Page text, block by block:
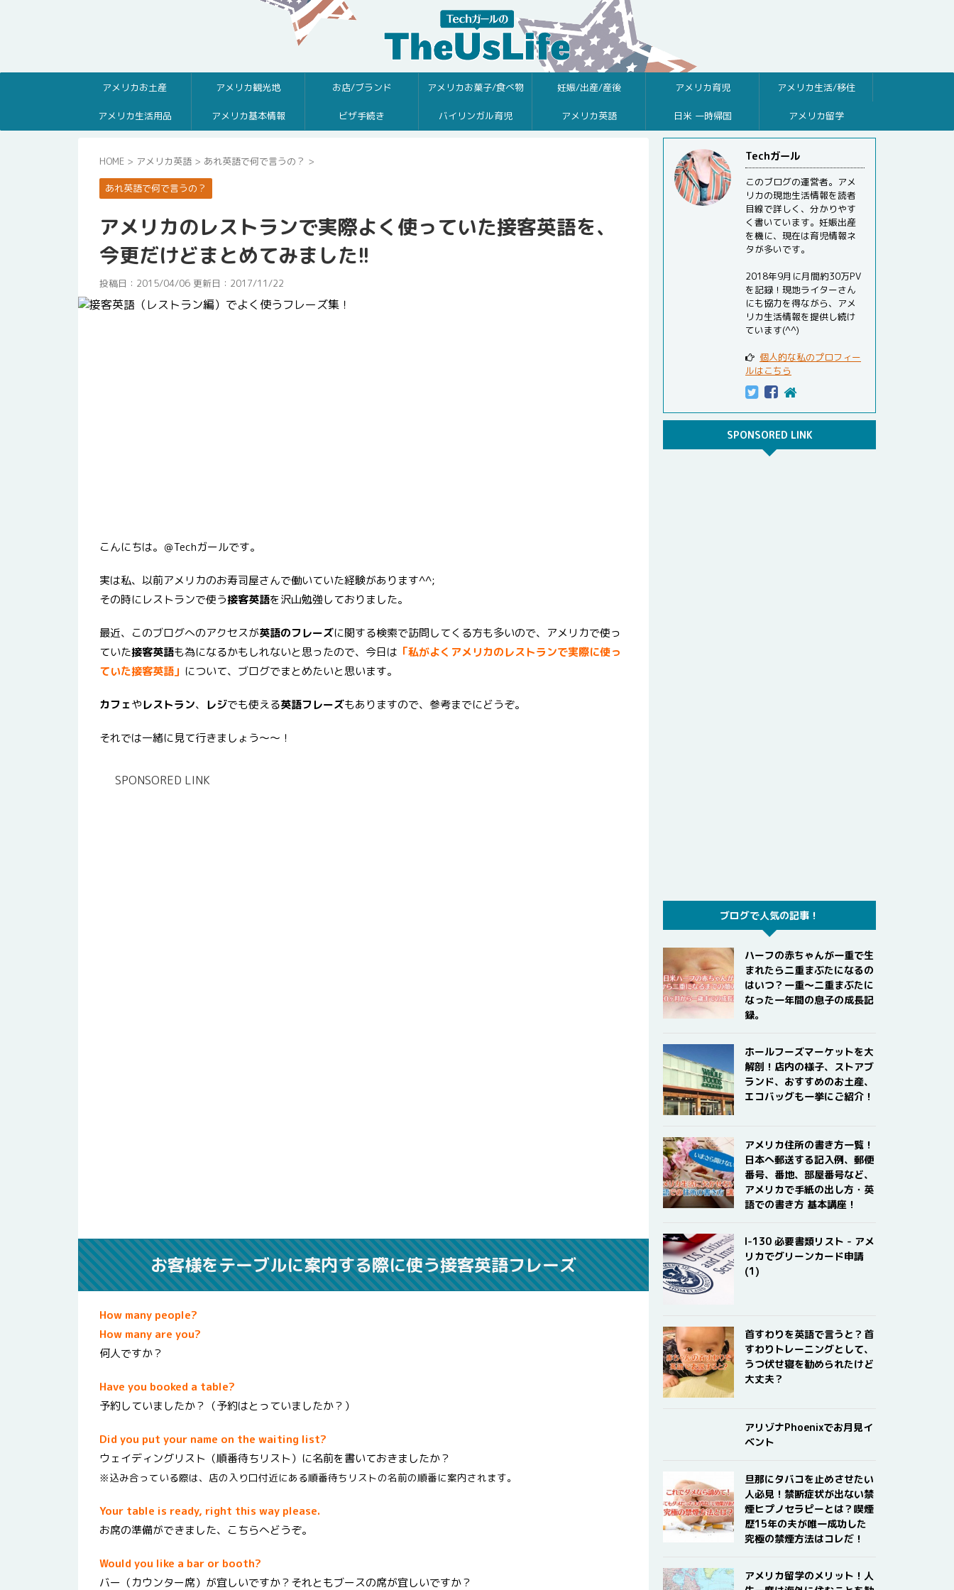
アメリカお土産 アメリカ観光地 お店/ブランド アメリカお菓子/食べ物 妊娠/出産/産後 アメリカ育児 アメリカ生活/移住
アメリカ生活用品 アメリカ基本情報 ビザ手続き バイリンガル育児 アメリカ英語 日米 一時帰国 アメリカ留学
HOME > アメリカ英語 > あれ英語で何で言うの？ >
あれ英語で何で言うの？
アメリカのレストランで実際よく使っていた接客英語を、
今更だけどまとめてみました!!
投稿日：2015/04/06 更新日： 2017/11/22
こんにちは。＠Techガールです。
実は私、以前アメリカのお寿司屋さんで働いていた経験があります^^;
その時にレストランで使う接客英語を沢山勉強しておりました。
最近、このブログへのアクセスが英語のフレーズに関する検索で訪問してくる方も多いので、アメリカで使っ
ていた接客英語も為になるかもしれないと思ったので、今日は 「私がよくアメリカのレストランで実際に使っ
ていた接客英語」 について、ブログでまとめたいと思います。
カフェやレストラン、 レジでも使える英語フレーズもありますので、参考までにどうぞ。
それでは一緒に見て行きましょう〜〜！
SPONSORED LINK
お客様をテーブルに案内する際に使う接客英語フレーズ
How many people?
How many are you?
何人ですか？
Have you booked a table?
予約していましたか？（予約はとっていましたか？）
Did you put your name on the waiting list?
ウェイディングリスト（順番待ちリスト）に名前を書いておきましたか？
※込み合っている際は、店の入り口付近にある順番待ちリストの名前の順番に案内されます。
Your table is ready, right this way please.
お席の準備ができました、こちらへどうぞ。
Would you like a bar or booth?
バー（カウンター席）が宜しいですか？それともブースの席が宜しいですか？
Techガール
このブログの運営者。アメ
リカの現地生活情報を読者
目線で詳しく、分かりやす
く書いています。妊娠出産
を機に、現在は育児情報ネ
タが多いです。
2018年9月に月間約30万PV
を記録！現地ライターさん
にも協力を得ながら、アメ
リカ生活情報を提供し続け
ています(^^)
個人的な私のプロフィー
ルはこちら
SPONSORED LINK
ブログで人気の記事！
ハーフの赤ちゃんが一重で生
まれたら二重まぶたになるの
はいつ？一重〜二重まぶたに
なった一年間の息子の成長記
録。
ホールフーズマーケットを大
解剖！店内の様子、ストアブ
ランド、おすすめのお土産、
エコバッグも一挙にご紹介！
アメリカ住所の書き方一覧！
日本へ郵送する記入例、郵便
番号、番地、部屋番号など、
アメリカで手紙の出し方・英
語での書き方 基本講座！
I-130 必要書類リスト - アメ
リカでグリーンカード申請
(1)
首すわりを英語で言うと？首
すわりトレーニングとして、
うつ伏せ寝を勧められたけど
大丈夫？
アリゾナPhoenixでお月見イ
ベント
旦那にタバコを止めさせたい
人必見！禁断症状が出ない禁
煙ヒプノセラピーとは？喫煙
歴15年の夫が唯一成功した
究極の禁煙方法はコレだ！
アメリカ留学のメリット！人